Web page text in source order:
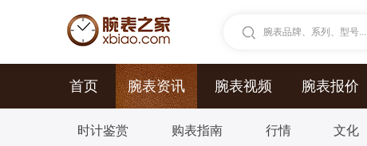
腕表品牌、系列、型号...
首页 腕表资讯 腕表视频 腕表报价
时计鉴赏 购表指南 行情 文化